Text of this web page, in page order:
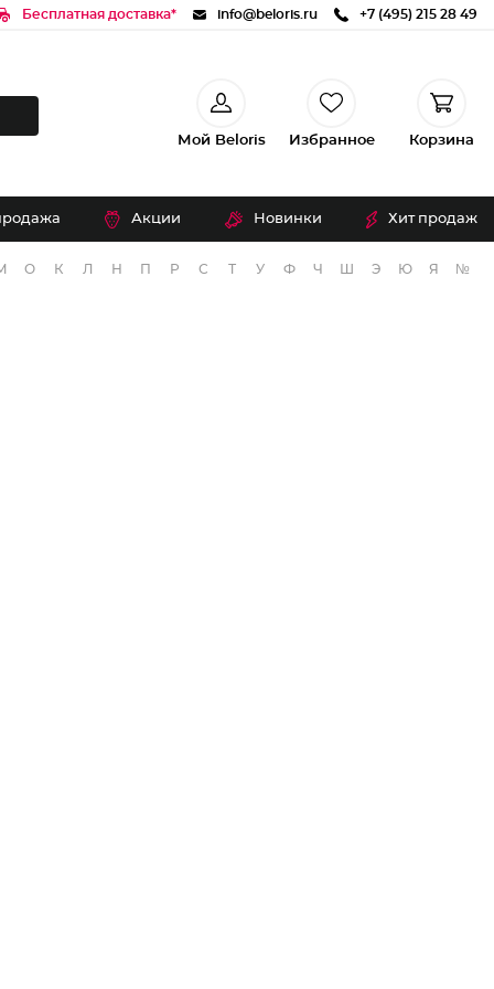
Бесплатная доставка* info@beloris.ru +7 (495) 215 28 49
Мой Beloris Избранное Корзина
Акции Новинки Хит продаж
О К Л Н П Р С Т У Ф Ч Э Ю Я №